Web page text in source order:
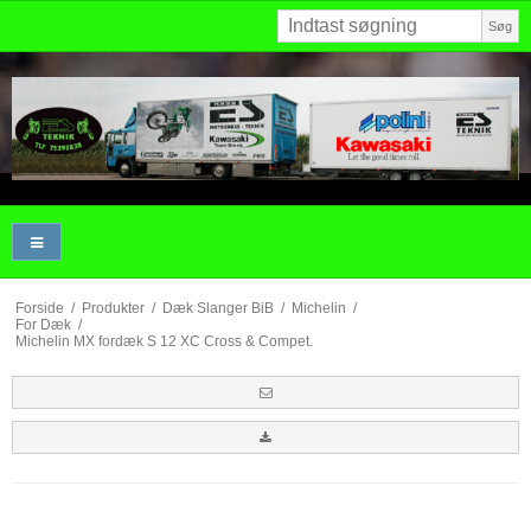
Søg
Forside / Produkter / Dæk Slanger BiB / Michelin /
For Dæk /
Michelin MX fordæk S 12 XC Cross & Compet.